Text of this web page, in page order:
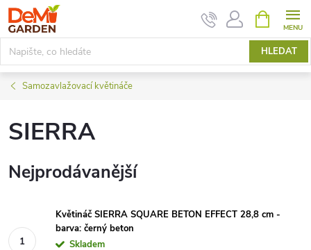
Přejít
na
obsah
HLEDAT
NÁKUPNÍ
KOŠÍK
Samozavlažovací květináče
SIERRA
Nejprodávanější
Květináč SIERRA SQUARE BETON EFFECT 28,8 cm -
barva: černý beton
Skladem